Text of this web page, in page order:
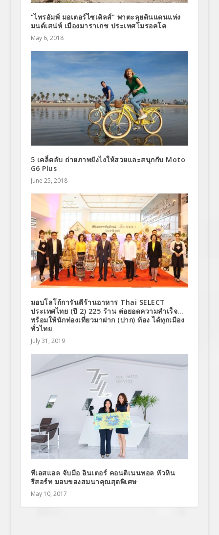
“ไทรอัมพ์ มอเตอร์ไซเคิลส์” พาตะลุยดินแดนแห่ง
มนต์เสน่ห์ เมืองมาราเกช ประเทศโมรอคโค
May 6, 2018
5 เคล็ดลับ ถ่ายภาพยังไงให้สวยและสนุกกับ Moto
G6 Plus
June 25, 2018
มอบโลโก้การันตีร้านอาหาร Thai SELECT
ประเทศไทย (ปี 2) 225 ร้าน ต่อยอดความสำเร็จ…
พร้อมให้นักท่องเที่ยวมาฝาก (ปาก) ท้อง ได้ทุกเมือง
ทั่วไทย
July 31, 2019
ทีเอสแอล จับมือ อินเตอร์ คอนติเนนทอล หัวหิน
รีสอร์ท มอบของสมนาคุณสุดพิเศษ
May 10, 2017